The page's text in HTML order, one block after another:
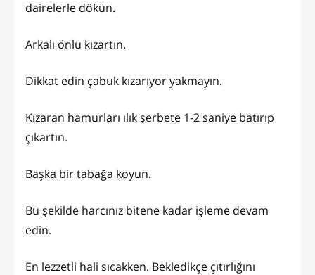
dairelerle dökün.
Arkalı önlü kızartın.
Dikkat edin çabuk kızarıyor yakmayın.
Kızaran hamurları ılık şerbete 1-2 saniye batırıp
çıkartın.
Başka bir tabağa koyun.
Bu şekilde harcınız bitene kadar işleme devam
edin.
En lezzetli hali sıcakken. Bekledikçe çıtırlığını